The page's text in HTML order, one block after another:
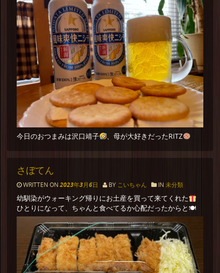
今日のおつまみは沢口靖子 、母が大好きだったRITZ
さぼてん
WRITTEN ON2023年3月6日 BY こいちゃん IN 未分類
幼馴染がウォーキング帰りにお土産を買って来てくれた
ひとりになって、ちゃんと食べてるか心配だったからと🍽